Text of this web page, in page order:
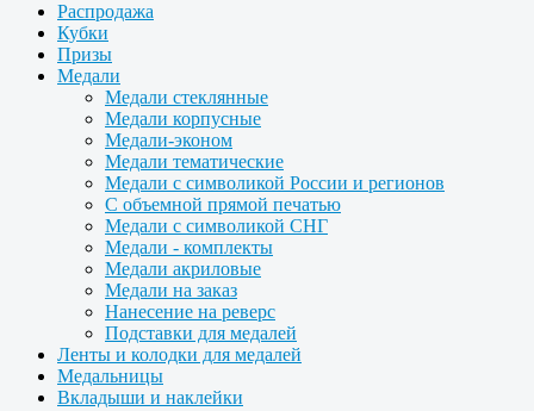
Распродажа
Кубки
Призы
Медали
Медали стеклянные
Медали корпусные
Медали-эконом
Медали тематические
Медали с символикой России и регионов
С объемной прямой печатью
Медали с символикой СНГ
Медали - комплекты
Медали акриловые
Медали на заказ
Нанесение на реверс
Подставки для медалей
Ленты и колодки для медалей
Медальницы
Вкладыши и наклейки